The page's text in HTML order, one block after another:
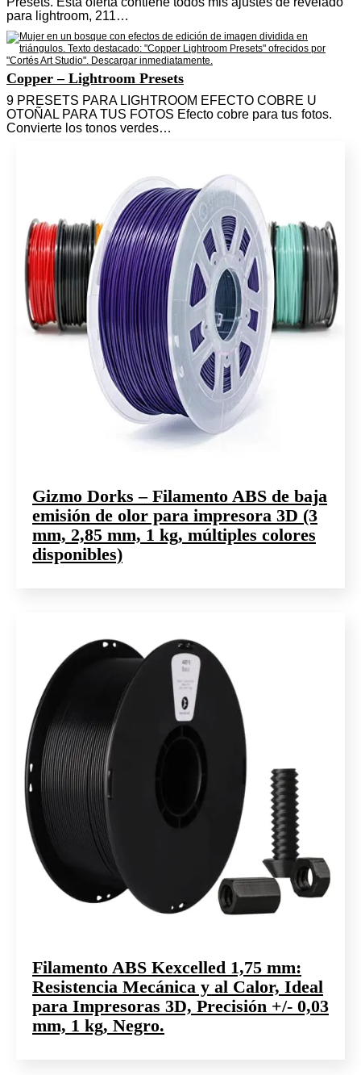
para lightroom, 211…
Copper – Lightroom Presets
9 PRESETS PARA LIGHTROOM EFECTO COBRE U
OTOÑAL PARA TUS FOTOS Efecto cobre para tus fotos.
Convierte los tonos verdes…
Gizmo Dorks – Filamento ABS de baja
emisión de olor para impresora 3D (3
mm, 2,85 mm, 1 kg, múltiples colores
disponibles)
Filamento ABS Kexcelled 1,75 mm:
Resistencia Mecánica y al Calor, Ideal
para Impresoras 3D, Precisión +/- 0,03
mm, 1 kg, Negro.